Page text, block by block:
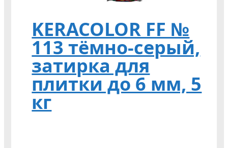
KERACOLOR FF №
113 тёмно-серый,
затирка для
плитки до 6 мм, 5
кг